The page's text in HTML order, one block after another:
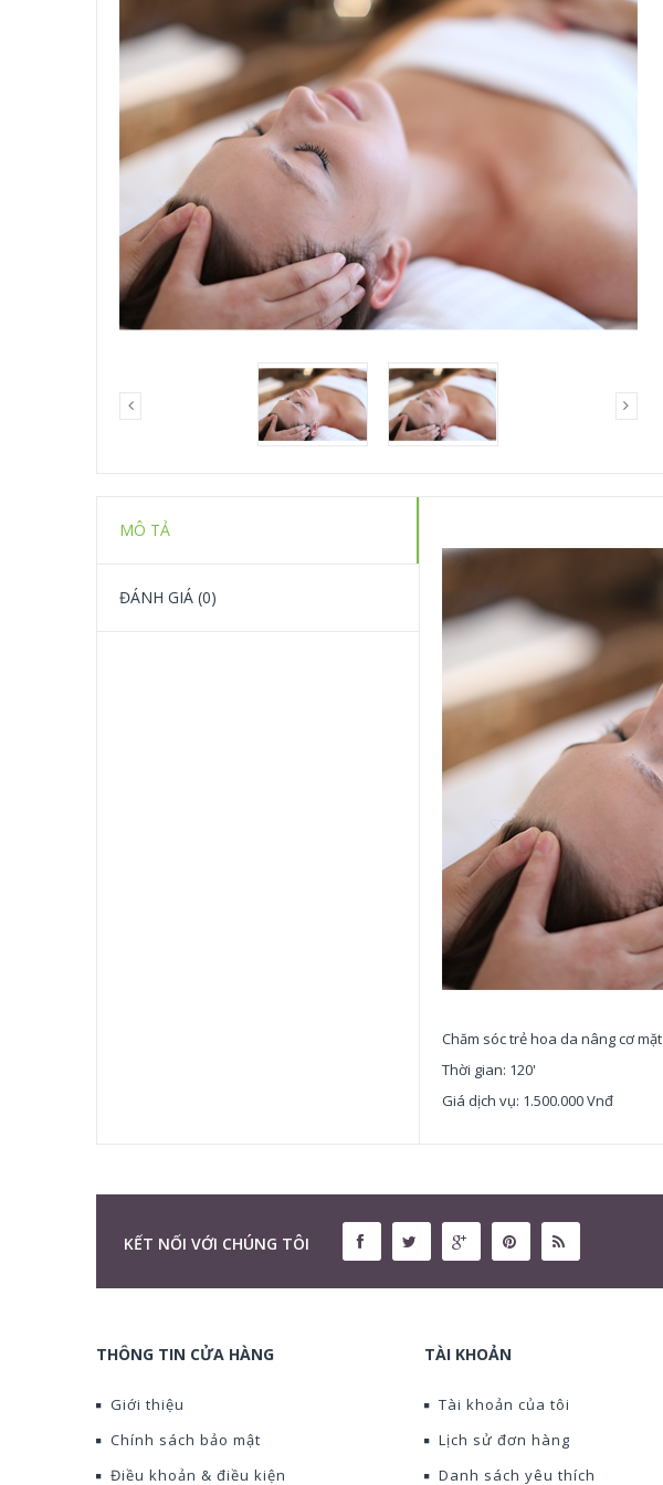
MÔ TẢ
ĐÁNH GIÁ (0)
Chăm sóc trẻ hoa da nâng cơ mặt
Thời gian: 120'
Giá dịch vụ: 1.500.000 Vnđ
KẾT NỐI VỚI CHÚNG TÔI
THÔNG TIN CỬA HÀNG
Giới thiệu
Chính sách bảo mật
Điều khoản & điều kiện
TÀI KHOẢN
Tài khoản của tôi
Lịch sử đơn hàng
Danh sách yêu thích